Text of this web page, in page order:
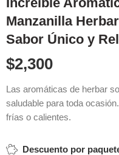
Manzanilla
Sabor Único y
$2,300
Las aromáticas de herbar
saludable para toda
frías o calientes.
Descuento por